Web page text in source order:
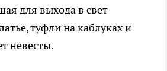
для выхода в свет
туфли на каблуках и
невесты.